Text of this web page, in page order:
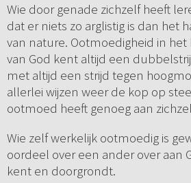
Wie door genade zichzelf heeft
dat er niets zo arglistig is dan het
van nature. Ootmoedigheid in het
van God kent altijd een
met altijd een strijd tegen
allerlei wijzen weer de kop op
ootmoed heeft genoeg aan
Wie zelf werkelijk ootmoedig is
oordeel over een ander over aan
kent en doorgrondt.